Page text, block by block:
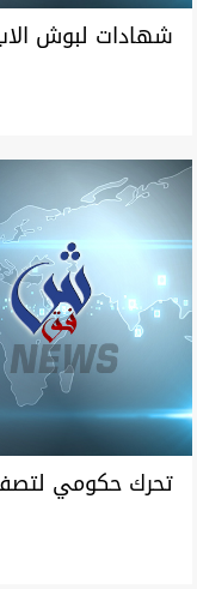
شهادات لبوش
تحرك حكومي